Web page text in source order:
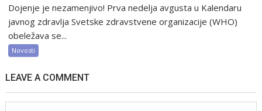
Dojenje je nezamenjivo! Prva nedelja avgusta u Kalendaru
javnog zdravlja Svetske zdravstvene organizacije (WHO)
obeležava se...
Novosti
LEAVE A COMMENT